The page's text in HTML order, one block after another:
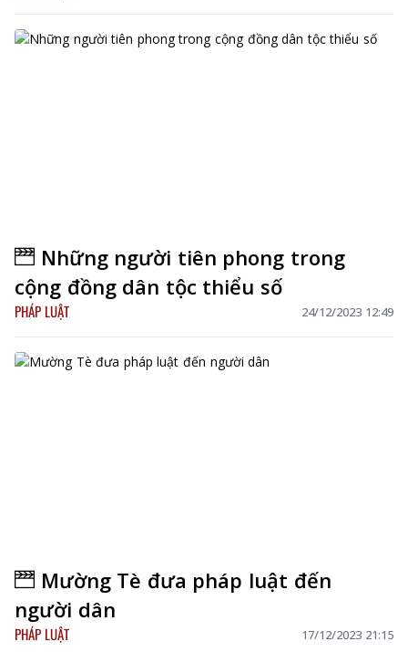
Những người tiên phong trong
cộng đồng dân tộc thiểu số
PHÁP LUẬT 24/12/2023 12:49
Mường Tè đưa pháp luật đến
người dân
PHÁP LUẬT 17/12/2023 21:15